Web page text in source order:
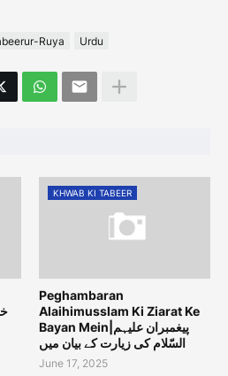
Ruya Urdu
KHWAB KI TABEER
Peghambaran
Alaihimusslam Ki Ziarat Ke
Bayan Mein|پیغمبران علیہم
السّلام کی زیارت کے بیان میں
June 17, 2025